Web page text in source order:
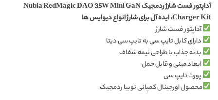
آداپتور فست شارژ ردمجیک Nubia RedMagic DAO 35W Mini GaN
Charger Kit، ایده آل برای شارژ انواع دیوایس ها
آداپتور فست شارژ
دارای کابل تایپ سی به تایپ سی دیتا
بدنه جذاب با طراحی نیمه شفاف
ابعاد مینی و قابل حمل
پورت تایپ سی
محصول اورجینال کمپانی نوبیا ردمجیک